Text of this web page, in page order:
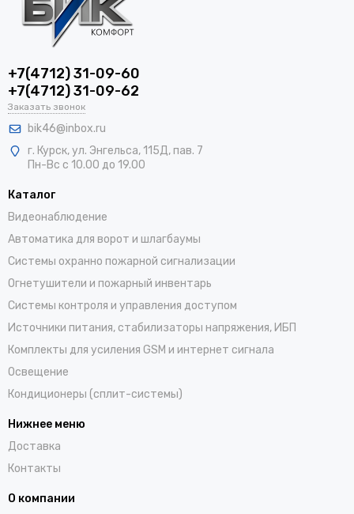
+7(4712) 31-09-60
+7(4712) 31-09-62
Заказать звонок
bik46@inbox.ru
г. Курск, ул. Энгельса, 115Д, пав. 7
Пн-Вс с 10.00 до 19.00
Каталог
Видеонаблюдение
Автоматика для ворот и шлагбаумы
Системы охранно пожарной сигнализации
Огнетушители и пожарный инвентарь
Системы контроля и управления доступом
Источники питания, стабилизаторы напряжения, ИБП
Комплекты для усиления GSM и интернет сигнала
Освещение
Кондиционеры (сплит-системы)
Нижнее меню
Доставка
Контакты
О компании